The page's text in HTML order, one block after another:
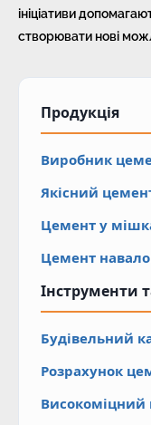
ініціативи
створювати нові
Продукція
Виробник
Якісний
Цемент у
Цемент
Інструменти
Будівельний
Розрахунок
Високоміцний